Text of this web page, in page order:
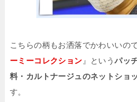
こちらの柄もお洒落でかわいいの
ーミーコレクション 』というパッ
料・カルトナージュのネットショ
す。